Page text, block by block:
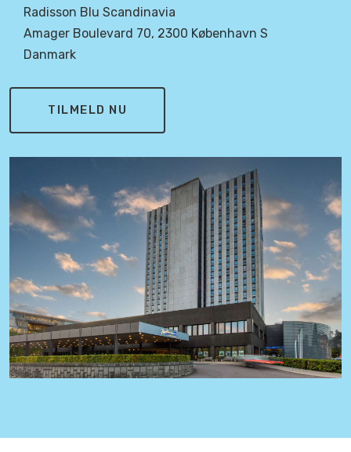
Radisson Blu Scandinavia
Amager Boulevard 70, 2300 København S
Danmark
TILMELD NU